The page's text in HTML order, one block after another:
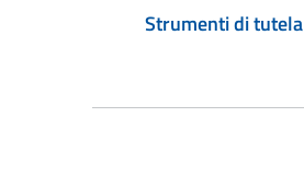
Strumenti di tutela